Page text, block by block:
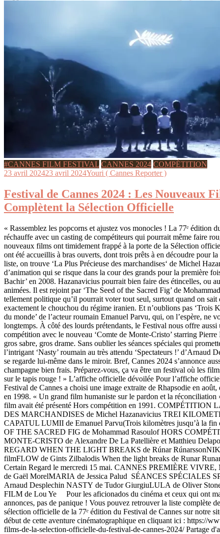
#CANNES FILM FESTIVAL CANNES 2024 COMPÉTITION
23 avril 202423 avril 2024Youri ( Cannes Reporter )
Festival de Cannes 2024 : Les Nouveaux
Complètent la Sélection Officielle
« Rassemblez les popcorns et ajustez vos monocles ! La 77ᵉ édition
réchauffe avec un casting de compétiteurs qui pourrait même faire
nouveaux films ont timidement frappé à la porte de la Sélection
ont été accueillis à bras ouverts, dont trois prêts à en découdre pour la
liste, on trouve ‘La Plus Précieuse des marchandises‘ de Michel
d’animation qui se risque dans la cour des grands pour la première
Bachir’ en 2008. Hazanavicius pourrait bien faire des étincelles, ou
animées. Il est rejoint par ‘The Seed of the Sacred Fig’ de
tellement politique qu’il pourrait voter tout seul, surtout quand on sait
exactement le chouchou du régime iranien. Et n’oublions pas ‘Trois
du monde’ de l’acteur roumain Emanuel Parvu, qui, on l’espère, ne
longtemps. À côté des lourds prétendants, le Festival nous offre
compétition avec le nouveau ‘Comte de Monte-Cristo’ starring
gros sabre, gros drame. Sans oublier les séances spéciales qui
l’intrigant ‘Nasty’ roumain au très attendu ‘Spectateurs !’ d’Arnaud
se regarde lui-même dans le miroir. Bref, Cannes 2024 s’annonce
champagne bien frais. Préparez-vous, ça va être un festival où les
sur le tapis rouge ! » L’affiche officielle dévoilée Pour l’affiche
Festival de Cannes a choisi une image extraite de Rhapsodie en
en 1998. « Un grand film humaniste sur le pardon et la réconciliation
film avait été présenté Hors compétition en 1991. COMPÉTITION
DES MARCHANDISES de Michel Hazanavicius TREI
CAPATUL LUMII de Emanuel Parvu(Trois kilomètres jusqu’à la
OF THE SACRED FIG de Mohammad Rasoulof HORS
MONTE-CRISTO de Alexandre De La Patellière et Matthieu
REGARD WHEN THE LIGHT BREAKS de Rúnar
filmFLOW de Gints Zilbalodis When the light breaks de Runar
Certain Regard le mercredi 15 mai. CANNES PREMIÈRE
de Gaël MorelMARIA de Jessica Palud SÉANCES SPÉCIALES
Arnaud Desplechin NASTY de Tudor GiurgiuLULA de Oliver
FILM de Lou Ye Pour les aficionados du cinéma et ceux qui ont
annonces, pas de panique ! Vous pouvez retrouver la liste complète
sélection officielle de la 77ᵉ édition du Festival de Cannes sur notre
début de cette aventure cinématographique en cliquant ici : https://
films-de-la-selection-officielle-du-festival-de-cannes-2024/ Partage